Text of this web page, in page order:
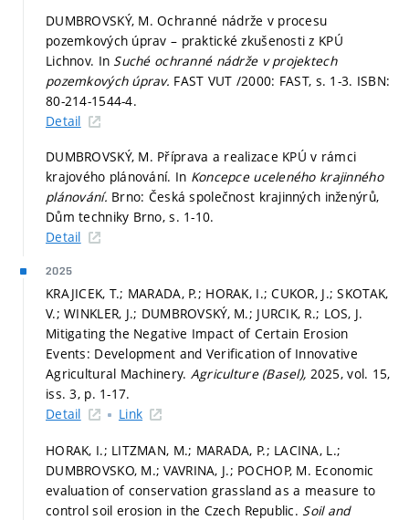
DUMBROVSKÝ, M. Ochranné nádrže v procesu
pozemkových úprav – praktické zkušenosti z KPÚ
Lichnov. In Suché ochranné nádrže v projektech
pozemkových úprav. FAST VUT /2000: FAST, s. 1-3. ISBN:
80-214-1544-4.
Detail
DUMBROVSKÝ, M. Příprava a realizace KPÚ v rámci
krajového plánování. In Koncepce uceleného krajinného
plánování. Brno: Česká společnost krajinných inženýrů,
Dům techniky Brno,s. 1-10.
Detail
2025
KRAJICEK, T.; MARADA, P.; HORAK, I.; CUKOR, J.; SKOTAK,
V.; WINKLER, J.; DUMBROVSKÝ, M.; JURCIK, R.; LOS, J.
Mitigating the Negative Impact of Certain Erosion
Events: Development and Verification of Innovative
Agricultural Machinery. Agriculture (Basel), 2025, vol. 15,
iss. 3, p. 1-17.
Detail
Link
HORAK, I.; LITZMAN, M.; MARADA, P.; LACINA, L.;
DUMBROVSKO, M.; VAVRINA, J.; POCHOP, M. Economic
evaluation of conservation grassland as a measure to
control soil erosion in the Czech Republic. Soil and